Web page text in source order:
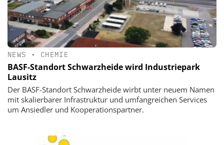
NEWS • CHEMIE
BASF-Standort Schwarzheide wird Industriepark
Lausitz
Der BASF-Standort Schwarzheide wirbt unter neuem Namen
mit skalierbarer Infrastruktur und umfangreichen Services
um Ansiedler und Kooperationspartner.